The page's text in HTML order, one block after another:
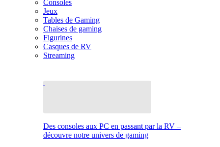
Consoles
Jeux
Tables de Gaming
Chaises de gaming
Figurines
Casques de RV
Streaming
Des consoles aux PC en passant par la RV –
découvre notre univers de gaming